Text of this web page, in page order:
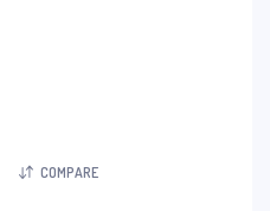
COMPARE